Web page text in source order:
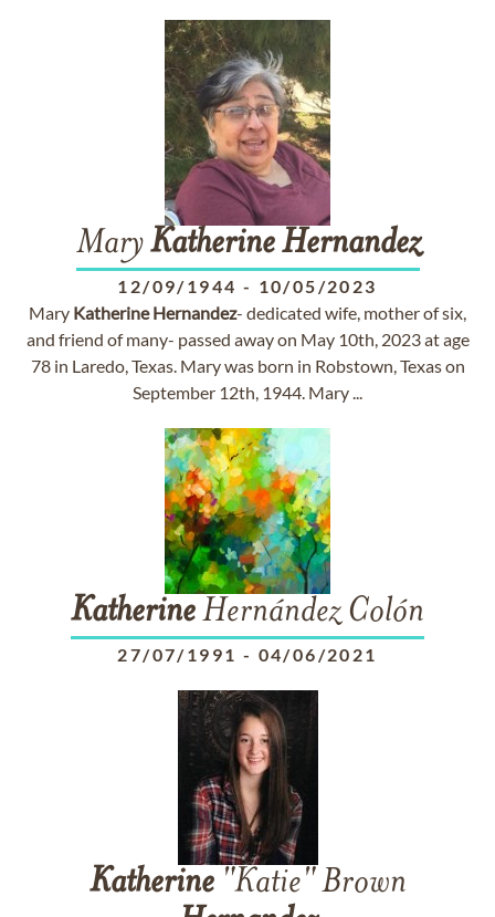
MaryKatherine Hernandez
12/09/1944 - 10/05/2023
Mary Katherine Hernandez- dedicated wife, mother of six,
and friend of many- passed away on May 10th, 2023 at age
78 in Laredo, Texas. Mary was born in Robstown, Texas on
September 12th, 1944. Mary ...
KatherineHernández Colón
27/07/1991 - 04/06/2021
Katherine"Katie" Brown